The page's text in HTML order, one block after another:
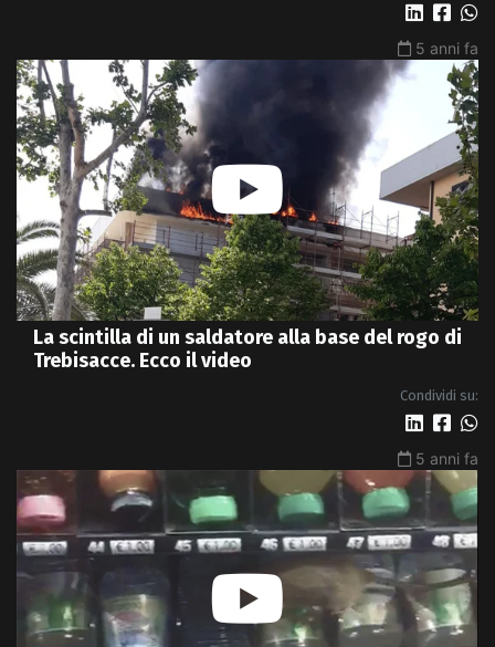
5 anni fa
La scintilla di un saldatore alla base del rogo di
Trebisacce. Ecco il video
Condividi su:
5 anni fa